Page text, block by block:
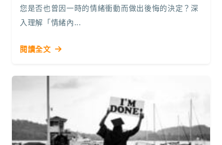
您是否也曾因一時的情緒衝動而做出後悔的決定？深
入理解「情緒內...
閱讀全文